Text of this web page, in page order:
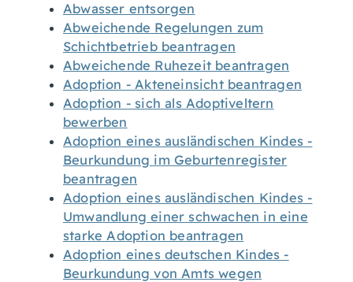
Abwasser entsorgen
Abweichende Regelungen zum
Schichtbetrieb beantragen
Abweichende Ruhezeit beantragen
Adoption - Akteneinsicht beantragen
Adoption - sich als Adoptiveltern
bewerben
Adoption eines ausländischen Kindes -
Beurkundung im Geburtenregister
beantragen
Adoption eines ausländischen Kindes -
Umwandlung einer schwachen in eine
starke Adoption beantragen
Adoption eines deutschen Kindes -
Beurkundung von Amts wegen